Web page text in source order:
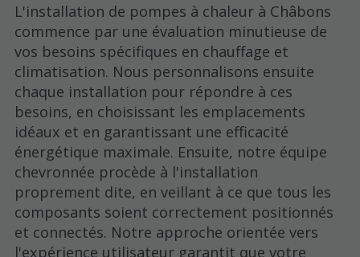
L'installation de pompes à chaleur à Châbons
commence par une évaluation minutieuse de
vos besoins spécifiques en chauffage et
climatisation. Nous personnalisons ensuite
chaque installation pour répondre à ces
besoins, en choisissant les emplacements
idéaux et en garantissant une efficacité
énergétique maximale. Ensuite, notre équipe
chevronnée procède à l'installation
proprement dite, en veillant à ce que tous les
composants soient correctement positionnés
et connectés. Notre approche orientée vers
l'expérience utilisateur garantit que votre